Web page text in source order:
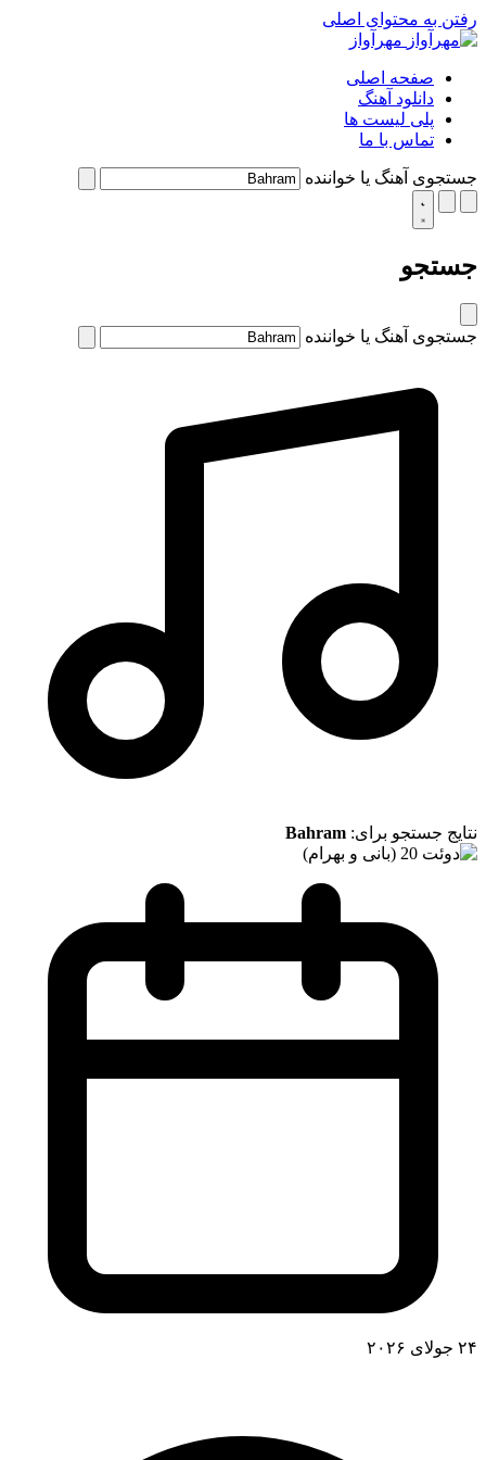
رفتن به محتوای اصلی
مهرآواز
صفحه اصلی
دانلود آهنگ
پلی لیست ها
تماس با ما
جستجوی آهنگ یا خواننده
جستجو
جستجوی آهنگ یا خواننده
نتایج جستجو برای: Bahram
۲۴ جولای ۲۰۲۶